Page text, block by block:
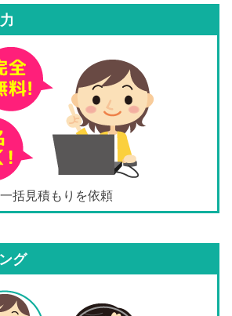
一括見積もりを依頼
グ